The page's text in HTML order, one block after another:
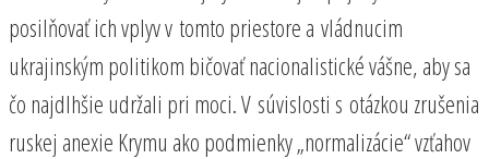
posilňovať ich vplyv v tomto priestore a vládnucim
ukrajinským politikom bičovať nacionalistické vášne, aby sa
čo najdlhšie udržali pri moci. V súvislosti s otázkou zrušenia
ruskej anexie Krymu ako podmienky „normalizácie“ vzťahov